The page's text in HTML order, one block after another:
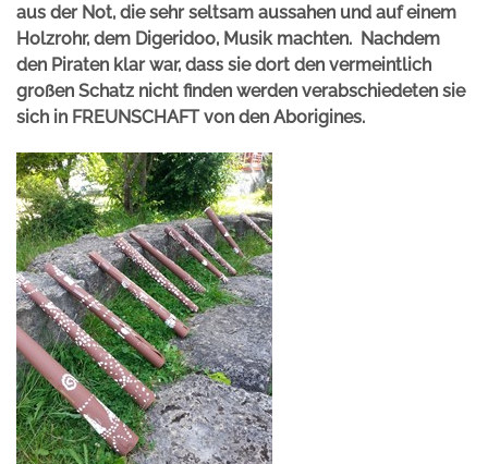
aus der Not, die sehr seltsam aussahen und auf einem
Holzrohr, dem Digeridoo, Musik machten. Nachdem
den Piraten klar war, dass sie dort den vermeintlich
großen Schatz nicht finden werden verabschiedeten sie
sich in FREUNSCHAFT von den Aborigines.